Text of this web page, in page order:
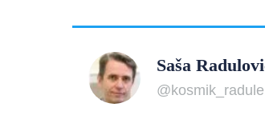
Saša
@kosmik_radule